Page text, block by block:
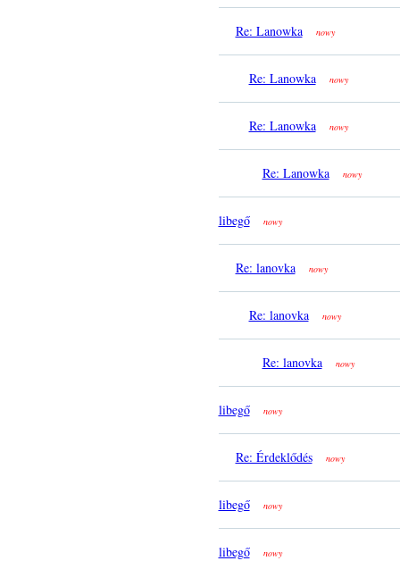
Re: Lanowka nowy
Re: Lanowka nowy
Re: Lanowka nowy
Re: Lanowka nowy
libegő nowy
Re: lanovka nowy
Re: lanovka nowy
Re: lanovka nowy
libegő nowy
Re: Érdeklődés nowy
libegő nowy
libegő nowy